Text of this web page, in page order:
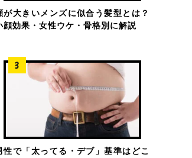
が大きいメンズに似合う髪型とは？
顔効果・女性ウケ・骨格別に解説
性で「太ってる・デブ」基準はどこ